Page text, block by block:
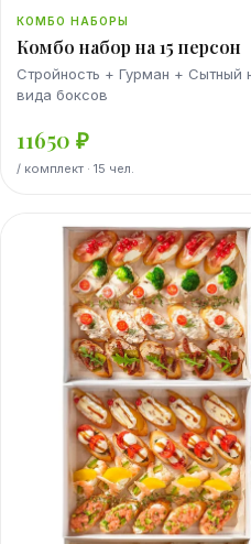
КОМБО НАБОРЫ
Комбо набор на 15 персон
Стройность + Гурман +
вида боксов
11650 ₽
/ комплект · 15 чел.